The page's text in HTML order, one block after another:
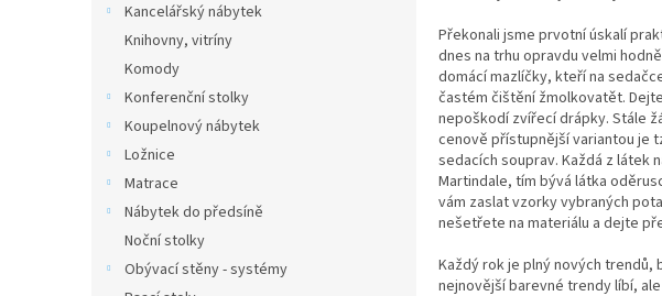
Kancelářský nábytek
Knihovny, vitríny
Komody
Konferenční stolky
Koupelnový nábytek
Ložnice
Matrace
Nábytek do předsíně
Noční stolky
Obývací stěny - systémy
Překonali jsme prvotní úskalí
dnes na trhu opravdu velmi
domácí mazlíčky, kteří na
častém čištění žmolkovatět.
nepoškodí zvířecí drápky. Stále
cenově přístupnější variantou je
sedacích souprav. Každá z látek
Martindale, tím bývá látka
vám zaslat vzorky vybraných
nešetřete na materiálu a dejte
Každý rok je plný nových trendů,
nejnovější barevné trendy líbí,